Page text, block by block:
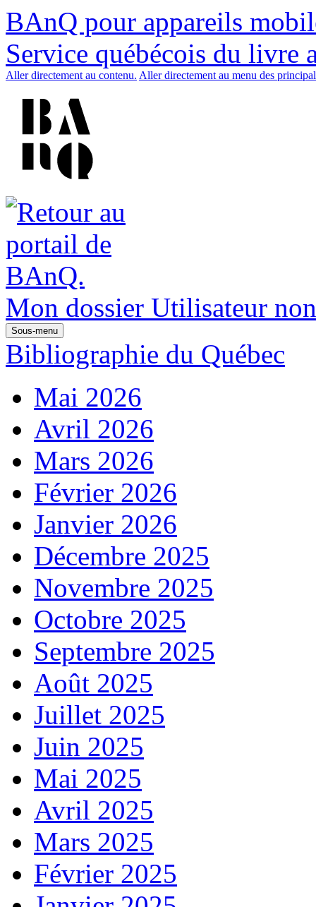
BAnQ pour appareils
Service québécois du livre
Aller directement au contenu. Aller directement au menu des
Mon dossier Utilisateur
Sous-menu
Bibliographie du Québec
Mai 2026
Avril 2026
Mars 2026
Février 2026
Janvier 2026
Décembre 2025
Novembre 2025
Octobre 2025
Septembre 2025
Août 2025
Juillet 2025
Juin 2025
Mai 2025
Avril 2025
Mars 2025
Février 2025